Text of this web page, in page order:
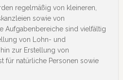
regelmäßig von kleineren,
sowie von
Aufgabenbereiche sind vielfältig
von Lohn- und
zur Erstellung von
für natürliche Personen sowie